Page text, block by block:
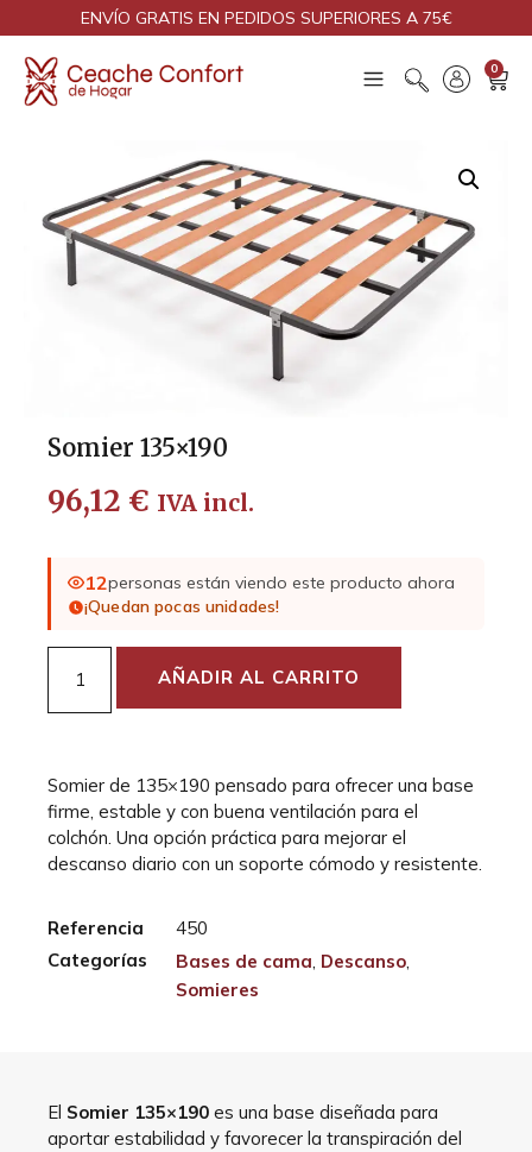
ENVÍO GRATIS EN PEDIDOS SUPERIORES A 75€
0
Somier 135×190
96,12 € IVA incl.
12personas están viendo este producto ahora
¡Quedan pocas unidades!
AÑADIR AL CARRITO
Somier de 135×190 pensado para ofrecer una base
firme, estable y con buena ventilación para el
colchón. Una opción práctica para mejorar el
descanso diario con un soporte cómodo y resistente.
Referencia
450
Categorías
Bases de cama, Descanso,
Somieres
El Somier 135×190 es una base diseñada para
aportar estabilidad y favorecer la transpiración del